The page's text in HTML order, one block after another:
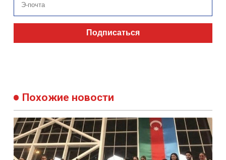
Подписаться
Похожие новости